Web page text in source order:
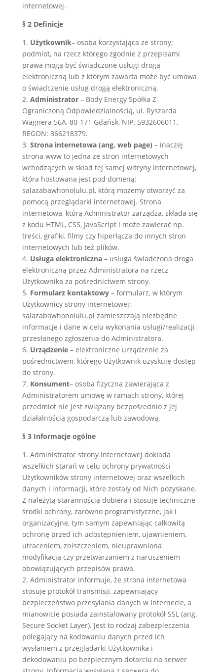
internetowej.
§ 2 Definicje
1. Użytkownik– osoba korzystająca ze strony;
podmiot, na rzecz którego zgodnie z przepisami
prawa mogą być świadczone usługi drogą
elektroniczną lub z którym zawarta może być umowa
o świadczenie usług drogą elektroniczną.
2. Administrator – Body Energy Spółka Z
Ograniczoną Odpowiedzialnością, ul. Ryszarda
Wagnera 56A, 80-171 Gdańsk, NIP: 5932606011,
REGON: 366218379.
3. Strona internetowa (ang. web page) – inaczej
strona www to jedna ze stron internetowych
wchodzących w skład tej samej witryny internetowej,
która hostowana jest pod domeną:
salazabawhonolulu.pl, którą możemy otworzyć za
pomocą przeglądarki internetowej. Strona
internetowa, którą Administrator zarządza, składa się
z kodu HTML, CSS, JavaScript i może zawierać np.
treści, grafiki, filmy czy hiperłącza do innych stron
internetowych lub też plików.
4. Usługa elektroniczna– usługa świadczona droga
elektroniczną przez Administratora na rzecz
Użytkownika za pośrednictwem strony.
5. Formularz kontaktowy– formularz, w którym
Użytkownicy strony internetowej:
salazabawhonolulu.pl zamieszczają niezbędne
informacje i dane w celu wykonania usługi/realizacji
przesłanego zgłoszenia do Administratora.
6. Urządzenie– elektroniczne urządzenie za
pośrednictwem, którego Użytkownik uzyskuje dostęp
do strony.
7. Konsument– osoba fizyczna zawierająca z
Administratorem umowę w ramach strony, której
przedmiot nie jest związany bezpośrednio z jej
działalnością gospodarczą lub zawodową.
§ 3 Informacje ogólne
1. Administrator strony internetowej dokłada
wszelkich starań w celu ochrony prywatności
Użytkowników strony internetowej oraz wszelkich
danych i informacji, które zostały od Nich pozyskane.
Z należytą starannością dobiera i stosuje techniczne
środki ochrony, zarówno programistyczne, jak i
organizacyjne, tym samym zapewniając całkowitą
ochronę przed ich udostępnieniem, ujawnieniem,
utraceniem, zniszczeniem, nieuprawniona
modyfikacją czy przetwarzaniem z naruszeniem
obowiązujących przepisów prawa.
2. Administrator informuje, że strona internetowa
stosuje protokół transmisji, zapewniający
bezpieczeństwo przesyłania danych w Internecie, a
mianowicie posiada zainstalowany protokół SSL (ang.
Secure Socket Layer). Jest to rodzaj zabezpieczenia
polegający na kodowaniu danych przed ich
wysłaniem z przeglądarki Użytkownika i
dekodowaniu po bezpiecznym dotarciu na serwer